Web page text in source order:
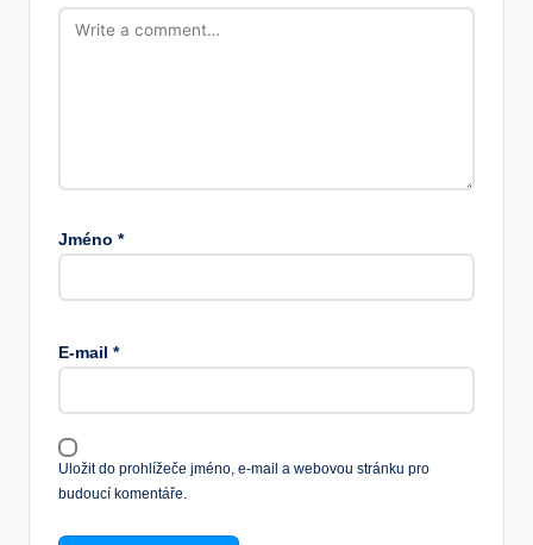
Jméno *
E-mail *
Uložit do prohlížeče jméno, e-mail a webovou stránku pro
budoucí komentáře.